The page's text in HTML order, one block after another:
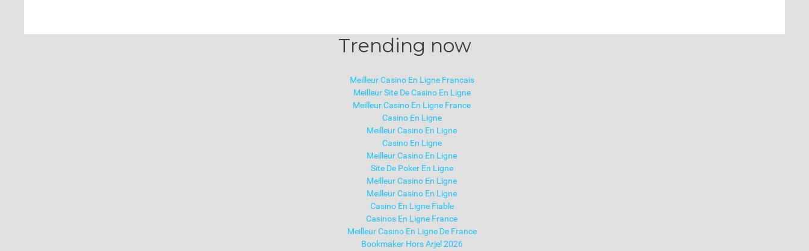
Trending now
Meilleur Casino En Ligne Francais
Meilleur Site De Casino En Ligne
Meilleur Casino En Ligne France
Casino En Ligne
Meilleur Casino En Ligne
Casino En Ligne
Meilleur Casino En Ligne
Site De Poker En Ligne
Meilleur Casino En Ligne
Meilleur Casino En Ligne
Casino En Ligne Fiable
Casinos En Ligne France
Meilleur Casino En Ligne De France
Bookmaker Hors Arjel 2026